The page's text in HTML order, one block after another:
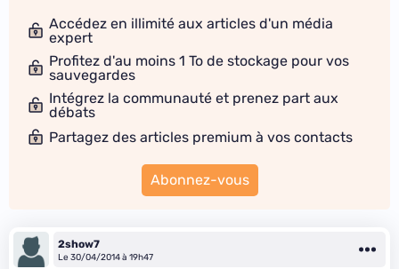
Accédez en illimité aux articles d'un média
expert
Profitez d'au moins 1 To de stockage pour vos
sauvegardes
Intégrez la communauté et prenez part aux
débats
Partagez des articles premium à vos contacts
Abonnez-vous
2show7
Le 30/04/2014 à 19h47